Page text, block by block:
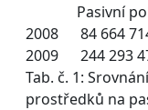
Pasivní
2008 84 664
2009 244 293
Tab. č. 1:
prostředků na